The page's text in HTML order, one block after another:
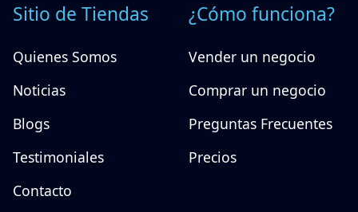
Sitio de Tiendas
Quienes Somos
Noticias
Blogs
Testimoniales
Contacto
¿Cómo funciona?
Vender un negocio
Comprar un negocio
Preguntas Frecuentes
Precios